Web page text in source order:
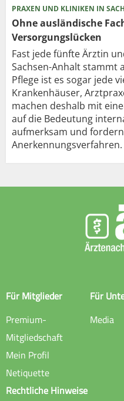
PRAXEN UND KLINIKEN IN
Ohne ausländische
Versorgungslücken
Fast jede fünfte Ärztin
Sachsen-Anhalt stammt
Pflege ist es sogar jede
Krankenhäuser,
machen deshalb mit
auf die Bedeutung
aufmerksam und
Anerkennungsverfahren.
Für Mitglieder
Premium-
Mitgliedschaft
Mein Profil
Netiquette
Für
Media
Rechtliche Hinweise